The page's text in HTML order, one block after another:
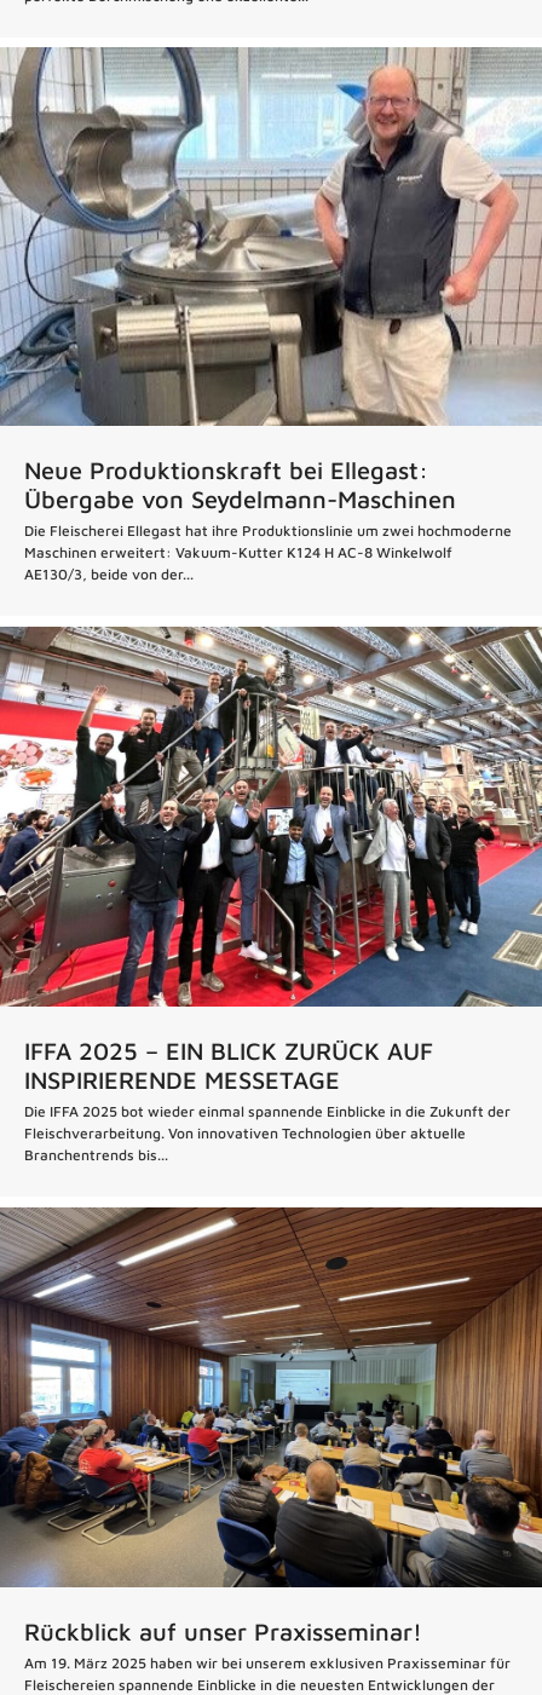
Neue Produktionskraft bei Ellegast:
Übergabe von Seydelmann-Maschinen
Die Fleischerei Ellegast hat ihre Produktionslinie um zwei hochmoderne
Maschinen erweitert: Vakuum-Kutter K124 H AC-8 Winkelwolf
AE130/3, beide von der...
IFFA 2025 – EIN BLICK ZURÜCK AUF
INSPIRIERENDE MESSETAGE
Die IFFA 2025 bot wieder einmal spannende Einblicke in die Zukunft der
Fleischverarbeitung. Von innovativen Technologien über aktuelle
Branchentrends bis...
Rückblick auf unser Praxisseminar!
Am 19. März 2025 haben wir bei unserem exklusiven Praxisseminar für
Fleischereien spannende Einblicke in die neuesten Entwicklungen der